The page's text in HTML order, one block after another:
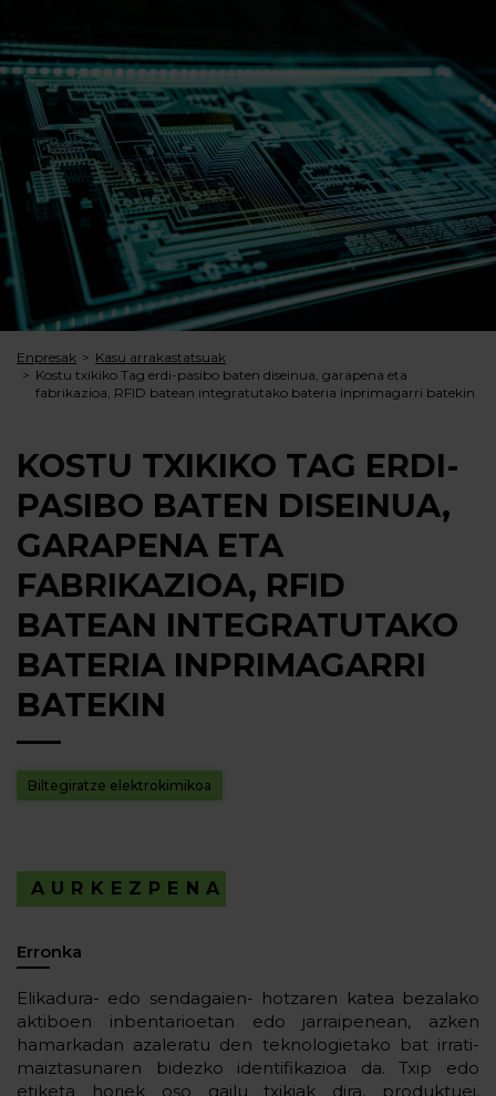
Enpresak
Kasu arrakastatsuak
Kostu txikiko Tag erdi-pasibo baten diseinua, garapena eta
fabrikazioa, RFID batean integratutako bateria inprimagarri batekin
KOSTU TXIKIKO TAG ERDI-
PASIBO BATEN DISEINUA,
GARAPENA ETA
FABRIKAZIOA, RFID
BATEAN INTEGRATUTAKO
BATERIA INPRIMAGARRI
BATEKIN
Biltegiratze elektrokimikoa
AURKEZPENA
Erronka
Elikadura- edo sendagaien- hotzaren katea bezalako
aktiboen inbentarioetan edo jarraipenean, azken
hamarkadan azaleratu den teknologietako bat irrati-
maiztasunaren bidezko identifikazioa da. Txip edo
etiketa horiek oso gailu txikiak dira, produktuei,